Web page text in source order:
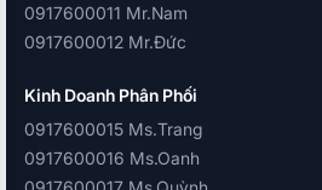
0917600011 Mr.Nam
0917600012 Mr.Đức
Kinh Doanh Phân Phối
0917600015 Ms.Trang
0917600016 Ms.Oanh